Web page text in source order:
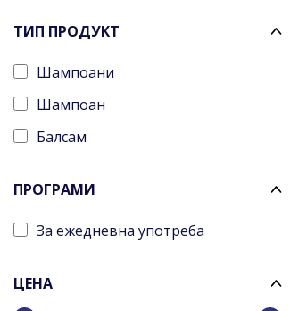
ТИП ПРОДУКТ
Шампоани
Шампоан
Балсам
ПРОГРАМИ
За ежедневна употреба
ЦЕНА